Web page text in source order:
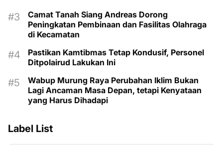
Camat Tanah Siang Andreas Dorong
Peningkatan Pembinaan dan Fasilitas Olahraga
di Kecamatan
Pastikan Kamtibmas Tetap Kondusif, Personel
Ditpolairud Lakukan Ini
Wabup Murung Raya Perubahan Iklim Bukan
Lagi Ancaman Masa Depan, tetapi Kenyataan
yang Harus Dihadapi
Label List